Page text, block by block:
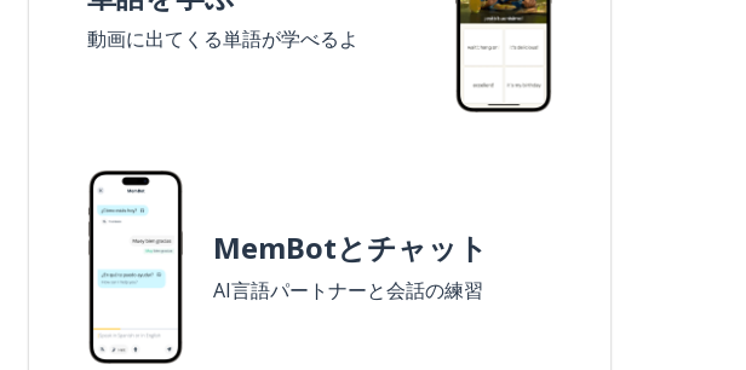
動画に出てくる単語が学べるよ
MemBotとチャット
AI言語パートナーと会話の練習